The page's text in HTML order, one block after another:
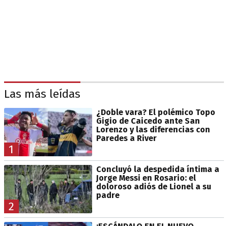
Las más leídas
1
¿Doble vara? El polémico Topo
Gigio de Caicedo ante San
Lorenzo y las diferencias con
Paredes a River
2
Concluyó la despedida íntima a
Jorge Messi en Rosario: el
doloroso adiós de Lionel a su
padre